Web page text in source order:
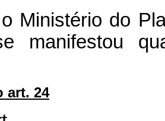
Ministério do
manifestou
art. 24